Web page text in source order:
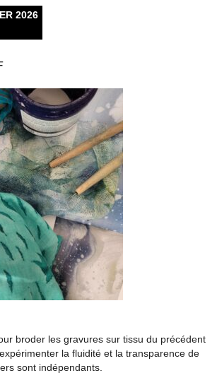
2026
broder les gravures sur tissu du précédent
la fluidité et la transparence de
sont indépendants.